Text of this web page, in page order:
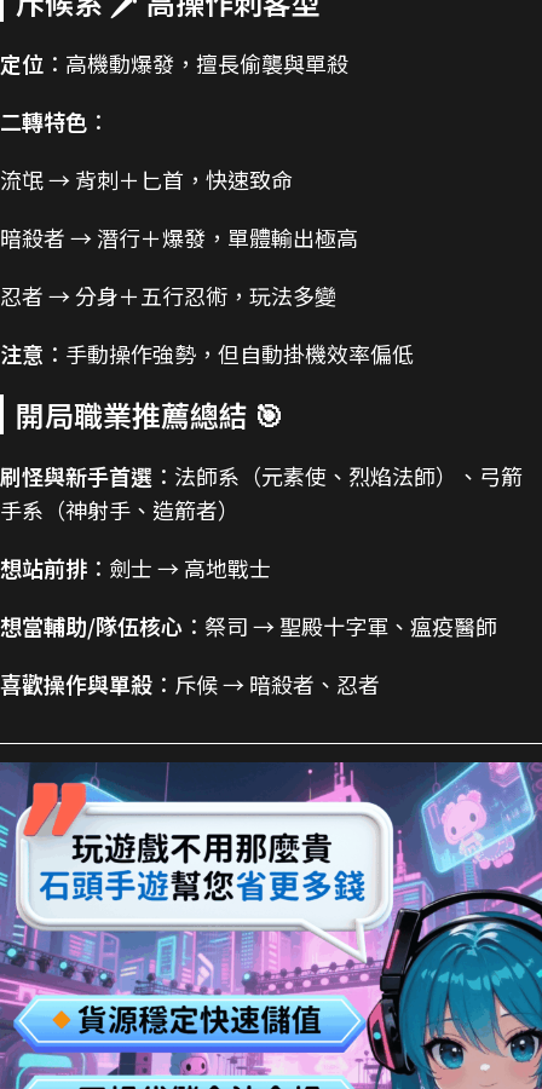
定位 ：高機動爆發，擅長偷襲與單殺
二轉特色 ：
流氓 → 背刺＋匕首，快速致命
暗殺者 → 潛行＋爆發，單體輸出極高
忍者 → 分身＋五行忍術，玩法多變
注意 ：手動操作強勢，但自動掛機效率偏低
開局職業推薦總結 🎯
刷怪與新手首選 ：法師系（元素使、烈焰法師）、弓箭
手系（神射手、造箭者）
想站前排 ：劍士 → 高地戰士
想當輔助/隊伍核心 ：祭司 → 聖殿十字軍、瘟疫醫師
喜歡操作與單殺 ：斥候 → 暗殺者、忍者